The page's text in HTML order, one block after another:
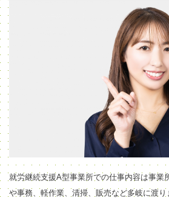
就労継続支援A型事業所での仕事内容は事業
や事務、軽作業、清掃、販売など多岐に渡り